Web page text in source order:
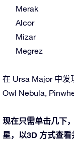
Merak
Alcor
Mizar
Megrez
在 Ursa Major 中发
Owl Nebula,
现在只需单击几下
星，以3D 方式查看